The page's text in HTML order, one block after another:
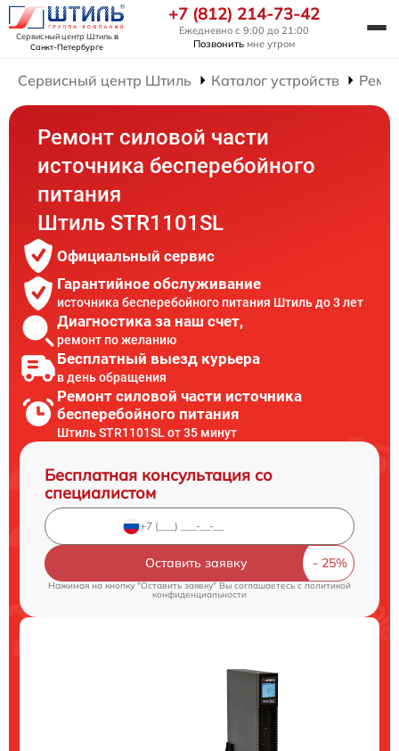
Сервисный центр Штильв
Санкт-Петербурге
+7 (812) 214-73-42
Ежедневно с 9:00 до 21:00
Позвонить мне утром
Сервисный центр Штиль Каталог устройств
Ремонт силовой части
источника бесперебойного
питания
Штиль STR1101SL
Официальный сервис
Гарантийное обслуживание
источника бесперебойного питания Штиль до 3 лет
Диагностика за наш счет,
ремонт по желанию
Бесплатный выезд курьера
в день обращения
Ремонт силовой части источника
бесперебойного питания
Штиль STR1101SL от 35 минут
Бесплатная консультация со
специалистом
Оставить заявку
Нажимая на кнопку "Оставить заявку" Вы соглашаетесь cполитикой
конфиденциальности